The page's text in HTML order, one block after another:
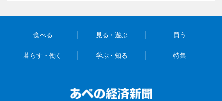
食べる 見る・遊ぶ 買う
暮らす・働く 学ぶ・知る 特集